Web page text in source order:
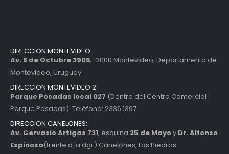
DIRECCION MONTEVIDEO:
Av. 8 de Octubre 3905, 12000 Montevideo, Departamento de
Montevideo, Uruguay
DIRECCION MONTEVIDEO 2:
Parque Posadas local 027 (Dentro del Centro Comercial
Parque Posadas). Teléfono: 2336 1397
DIRECCION CANELONES:
Av. Gervasio Artigas 731, esquina 25 de Mayoy Dr. Alfonso
Espinosa(frente a la dgi ) Canelones, Las Piedras